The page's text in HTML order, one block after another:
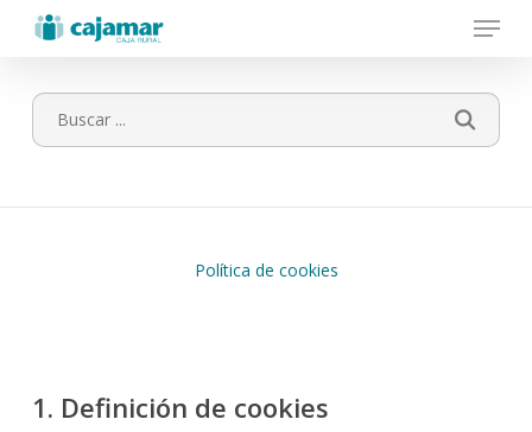
content
Menu
Política de cookies
1. Definición de cookies